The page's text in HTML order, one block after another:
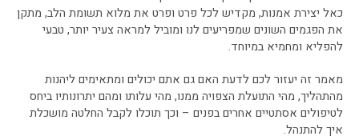
כאל יצירת אמנות, מקדיש לכל פרט ופרט את מלוא תשומת הלב, מתקן
את הפגמים השונים שמפריעים לנו ומוביל למראה צעיר יותר, טבעי
להפליא ומחמיא במיוחד.
מאמר זה יעזור לכם לדעת האם גם אתם יכולים ומתאימים ליהנות
מהתהליך, מהי התועלת הצפויה ממנו, מהי עלותו ומהם יתרונותיו ביחס
לטיפולים אסתטיים אחרים בפנים – וכך תוכלו לקבל החלטה מושכלת
איך להתנהל.